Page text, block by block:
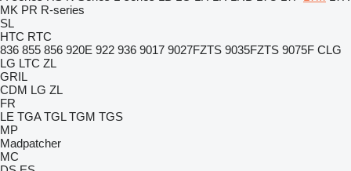
MK PR R-series
SL
HTC RTC
836 855 856 920E 922 936 9017 9027FZTS 9035FZTS 9075F CLG
LG LTC ZL
GRIL
CDM LG ZL
FR
LE TGA TGL TGM TGS
MP
Madpatcher
MC